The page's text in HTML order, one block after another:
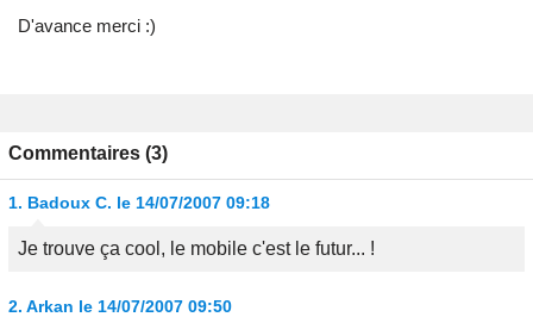
D'avance merci :)
Commentaires (3)
1. Badoux C. le 14/07/2007 09:18
Je trouve ça cool, le mobile c'est le futur... !
2. Arkan le 14/07/2007 09:50